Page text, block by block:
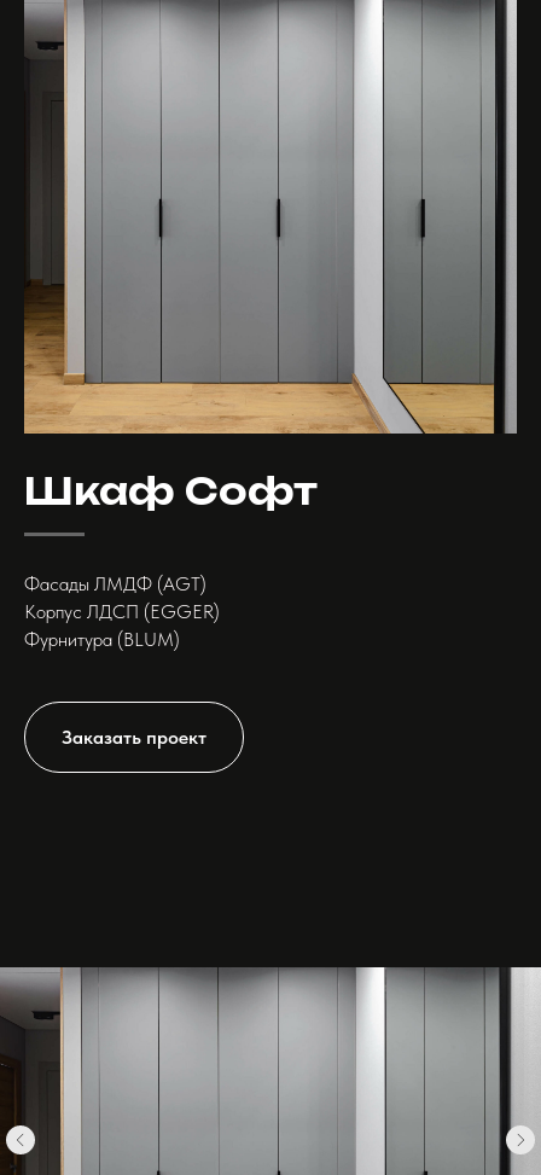
Шкаф Софт
Фасады ЛМДФ (AGT)
Корпус ЛДСП (EGGER)
Фурнитура (BLUM)
Заказать проект